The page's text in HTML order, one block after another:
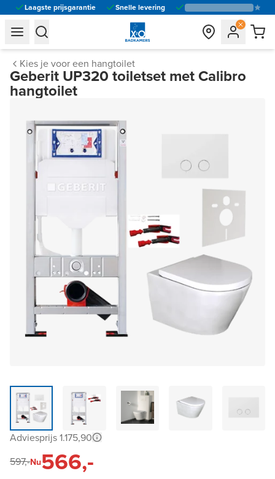
Laagste prijsgarantie Snelle levering
general.navigation.toggle_menu.label
general.navigation.toggle_menu.label
Kies je voor een hangtoilet
Geberit UP320 toiletset met Calibro
hangtoilet
Adviesprijs 1.175,90
597,-Nu566,-